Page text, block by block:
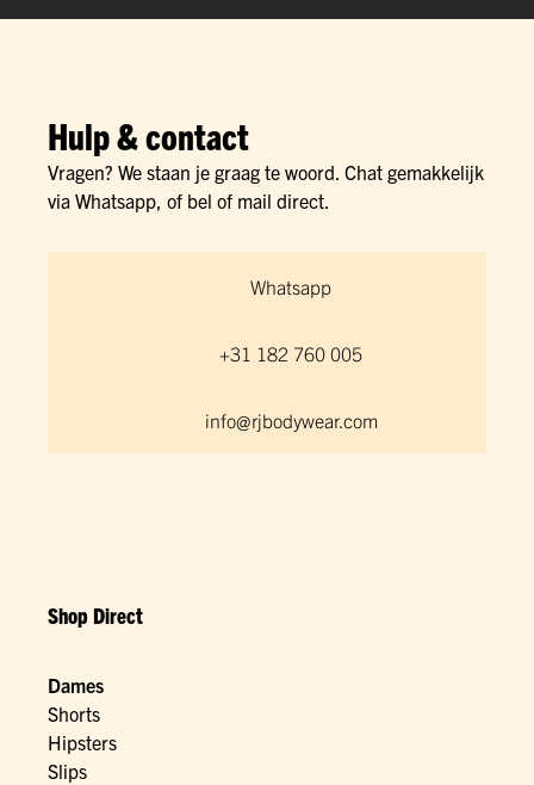
Hulp & contact
Vragen? We staan je graag te woord. Chat gemakkelijk
via Whatsapp, of bel of mail direct.
Whatsapp
+31 182 760 005
info@rjbodywear.com
Shop Direct
Dames
Shorts
Hipsters
Slips